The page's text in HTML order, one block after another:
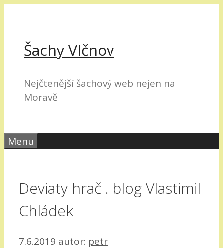
obsah
Šachy Vlčnov
Nejčtenější šachový web nejen na
Moravě
Menu
Deviaty hrač . blog Vlastimil
Chládek
7.6.2019 autor: petr